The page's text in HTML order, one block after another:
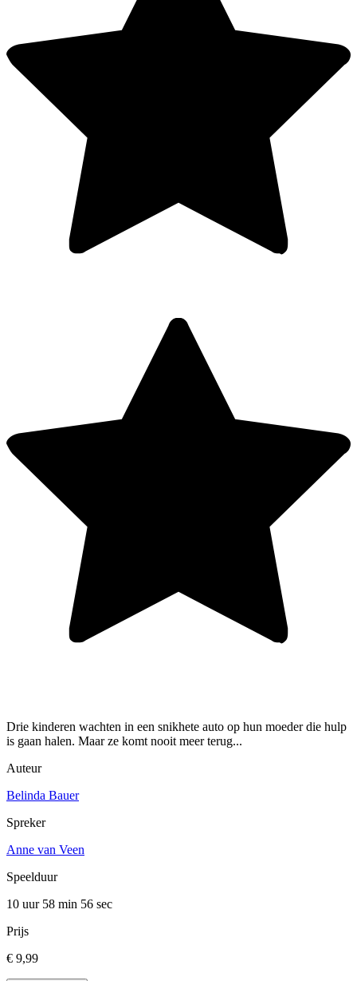
Drie kinderen wachten in een snikhete auto op hun moeder die hulp
is gaan halen. Maar ze komt nooit meer terug...
Auteur
Belinda Bauer
Spreker
Anne van Veen
Speelduur
10 uur 58 min 56 sec
Prijs
€ 9,99